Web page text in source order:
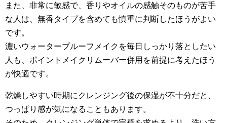
また、非常に敏感で、香りやオイルの感触そのものが苦手
な人は、無香タイプを含めても慎重に判断したほうがよい
です。
濃いウォータープルーフメイクを毎日しっかり落としたい
人も、ポイントメイクリムーバー併用を前提に考えたほう
が快適です。
乾燥しやすい時期にクレンジング後の保湿が不十分だと、
つっぱり感が気になることもあります。